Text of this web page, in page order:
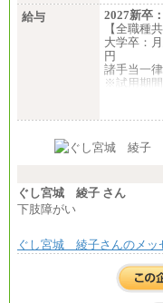
給与
2027新卒：
【全職種共
大学卒：
円
諸手当一
※試用期間
月給
ます。
の各種手
ぐし宮城 綾子 さん
下肢障がい
ぐし宮城 綾子さんのメッ